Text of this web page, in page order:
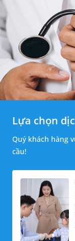
Lựa chọn
Quý khách hàng
cầu!